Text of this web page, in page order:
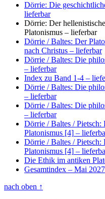
Dörrie: Die
lieferbar
Dörrie: Der
Platonismus – lieferbar
Dörrie / Baltes: Der
nach Christus – lieferbar
Dörrie / Baltes: Die
– lieferbar
Index zu Band 1-4 –
Dörrie / Baltes: Die
– lieferbar
Dörrie / Baltes: Die
– lieferbar
Dörrie / Baltes / Pietsch:
Platonismus [4] –
Dörrie / Baltes / Pietsch:
Platonismus [4] –
Die Ethik im antiken
Gesamtindex – Mai 2027
nach oben ↑